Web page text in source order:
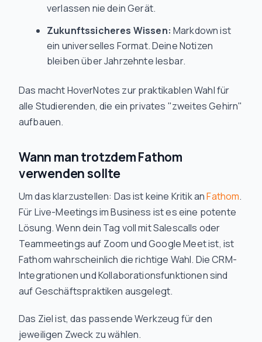
verlassen nie dein Gerät.
Zukunftssicheres Wissen: Markdown ist
ein universelles Format. Deine Notizen
bleiben über Jahrzehnte lesbar.
Das macht HoverNotes zur praktikablen Wahl für
alle Studierenden, die ein privates "zweites Gehirn"
aufbauen.
Wann man trotzdem Fathom
verwenden sollte
Um das klarzustellen: Das ist keine Kritik anFathom.
Für Live-Meetings im Business ist es eine potente
Lösung. Wenn dein Tag voll mit Salescalls oder
Teammeetings auf Zoom und Google Meet ist, ist
Fathom wahrscheinlich die richtige Wahl. Die CRM-
Integrationen und Kollaborationsfunktionen sind
auf Geschäftspraktiken ausgelegt.
Das Ziel ist, das passende Werkzeug für den
jeweiligen Zweck zu wählen.